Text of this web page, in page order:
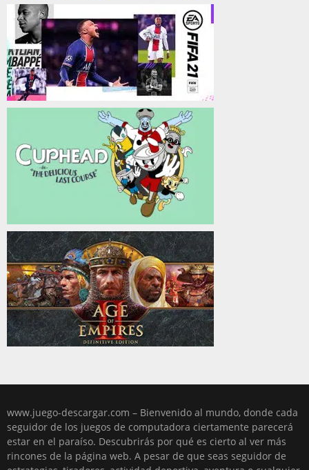
www.juego-descargar.com – Bienvenido al mundo, donde cada
seguidor de los juegos de computadora ciertamente parecerá
estar en el paraíso. Descubrirás por qué es cierto al ver más
rincones de la página web. A pesar de que seas seguidor de